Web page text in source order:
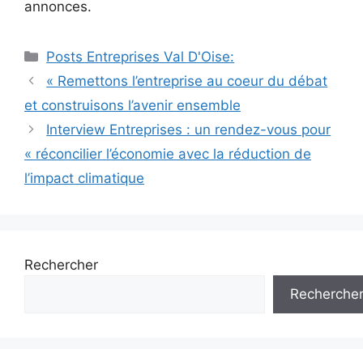
annonces.
Catégories
Posts Entreprises Val D'Oise:
Navigation
des
« Remettons l’entreprise au coeur du débat
et construisons l’avenir ensemble
Interview Entreprises : un rendez-vous pour
« réconcilier l’économie avec la réduction de
l’impact climatique
Rechercher
Rechercher